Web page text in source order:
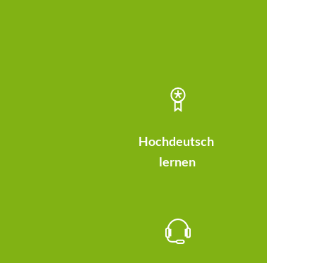
Hochdeutsch
lernen